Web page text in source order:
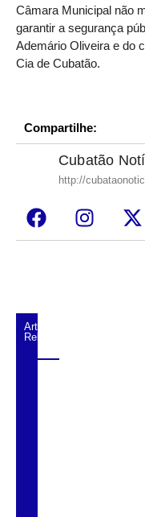
Câmara Municipal não
garantir a segurança
Ademário Oliveira e do
Cia de Cubatão.
Compartilhe:
Cubatão
http://
Artigos
Relacionados